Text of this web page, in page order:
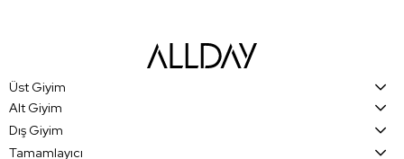
Üst Giyim
Alt Giyim
Dış Giyim
Tamamlayıcı